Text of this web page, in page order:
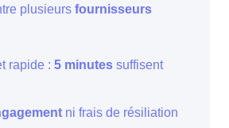
plusieurs fournisseurs
rapide : 5 minutes suffisent
ni frais de résiliation